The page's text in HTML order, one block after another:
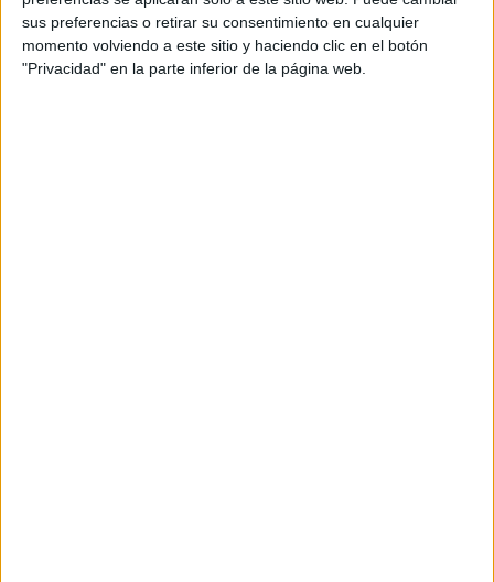
sus preferencias o retirar su consentimiento en cualquier
momento volviendo a este sitio y haciendo clic en el botón
"Privacidad" en la parte inferior de la página web.